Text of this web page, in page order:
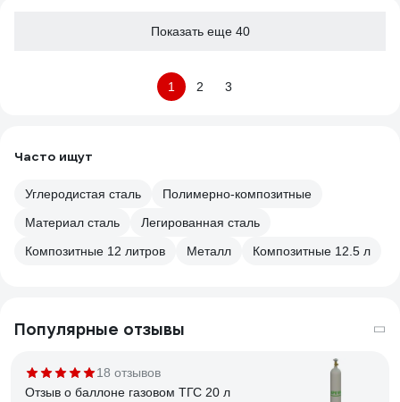
Показать еще 40
1 2 3
Часто ищут
Углеродистая сталь
Полимерно-композитные
Материал сталь
Легированная сталь
Композитные 12 литров
Металл Композитные 12.5 л
Популярные отзывы
18 отзывов
Отзыв о баллоне газовом ТГС 20 л